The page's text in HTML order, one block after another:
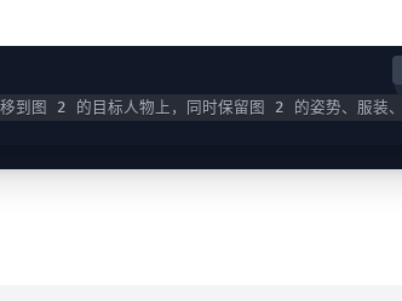
2 的目标人物上，同时保留图 2 的姿势、服装、